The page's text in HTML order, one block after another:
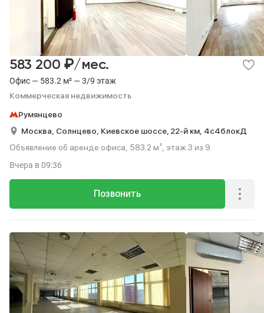
Офис — 583.2 м² — 3/9 этаж
Коммерческая недвижимость
583 200 ₽/мес.
Румянцево
Москва, Солнцево, Киевское шоссе, 22-й км, 4с4блокД
Объявление об аренде офиса, 583.2 м², этаж 3 из 9.
Позвонить
Вчера в 09:36